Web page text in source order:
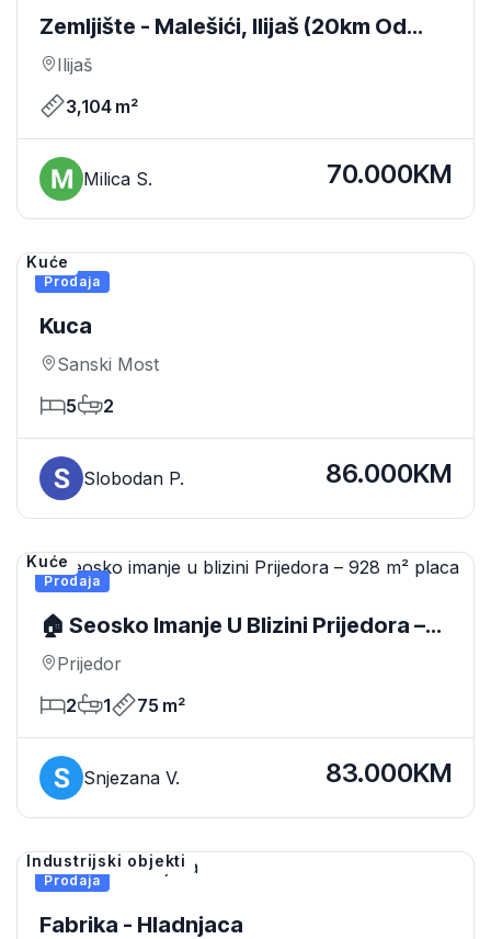
Zemljište - Malešići, Ilijaš (20km Od
Sarajeva)
Ilijaš
3,104 m²
Milica S. 70.000KM
Prodaja
Kuće
Kuca
Sanski Most
5
2
Slobodan P. 86.000KM
Prodaja
Kuće
🏠 Seosko Imanje U Blizini Prijedora –
928 M² Placa
Prijedor
2
1 75 m²
Snjezana V. 83.000KM
Prodaja
Industrijski objekti
Fabrika - Hladnjaca